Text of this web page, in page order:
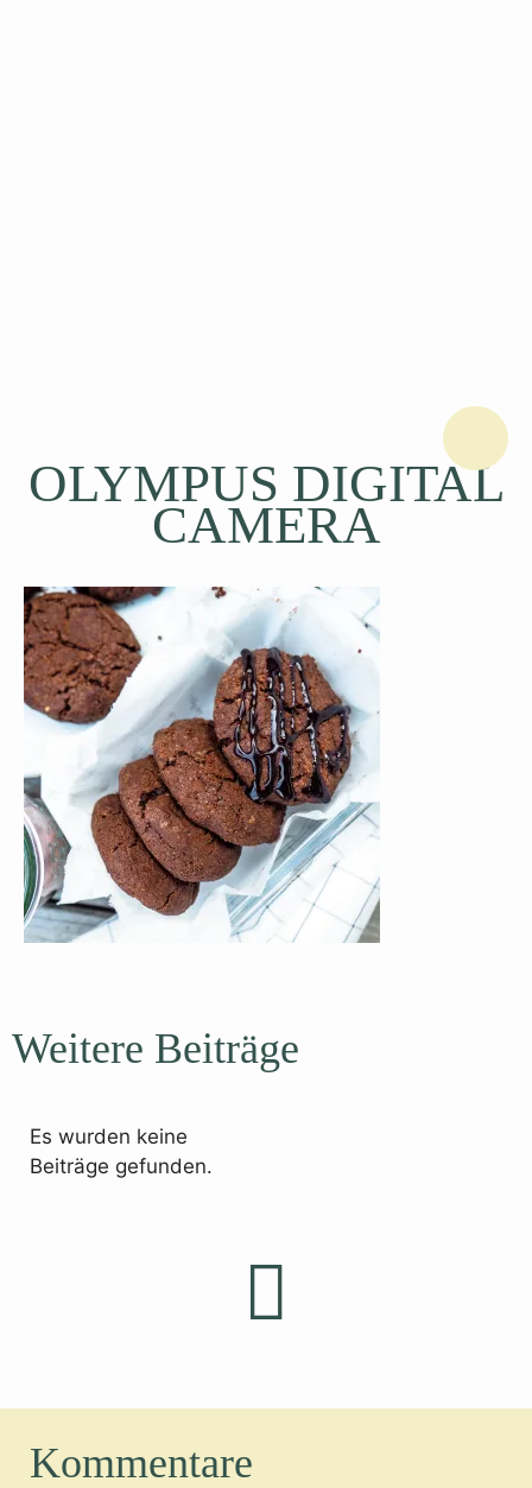
OLYMPUS DIGITAL
CAMERA
Weitere Beiträge
Es wurden keine
Beiträge gefunden.
Kommentare